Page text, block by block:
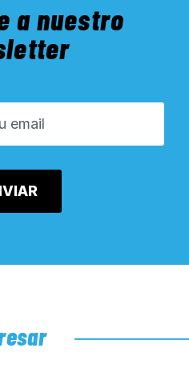
a nuestro